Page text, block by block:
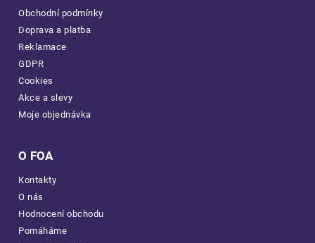
Obchodní podmínky
Doprava a platba
Reklamace
GDPR
Cookies
Akce a slevy
Moje objednávka
O FOA
Kontakty
O nás
Hodnocení obchodu
Pomáháme